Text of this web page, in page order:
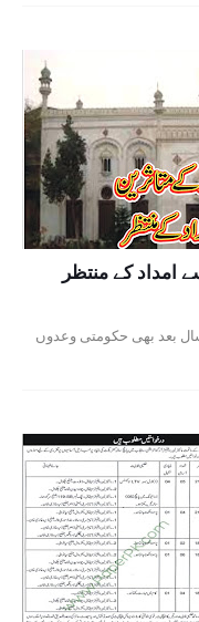
کے منتظر
بعد بھی حکومتی وعدوں